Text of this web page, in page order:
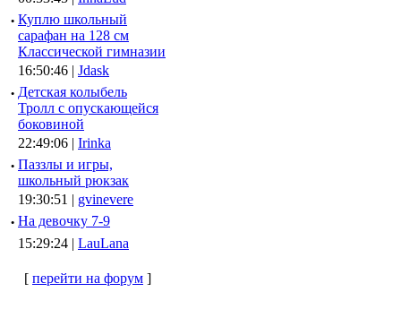
· Куплю школьный
сарафан на 128 см
Классической гимназии
16:50:46 | Jdask
· Детская колыбель
Тролл с опускающейся
боковиной
22:49:06 | Irinka
· Паззлы и игры,
школьный рюкзак
19:30:51 | gvinevere
· Hа девочку 7-9
15:29:24 | LauLana
[ перейти на форум ]